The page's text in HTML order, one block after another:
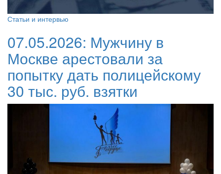
Статьи и интервью
07.05.2026: Мужчину в
Москве арестовали за
попытку дать полицейскому
30 тыс. руб. взятки